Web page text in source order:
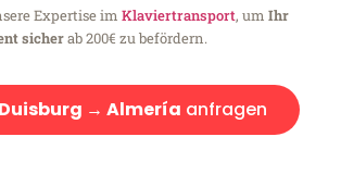
Expertise im Klaviertransport, um Ihr
sicherab 200€ zu befördern.
Duisburg → Almería anfragen